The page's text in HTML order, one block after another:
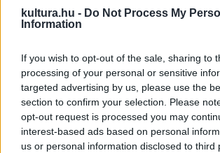
kultura.hu - Do Not Process My
Information
If you wish to opt-out of the sale, sharing to
processing of your personal or sensitive
targeted advertising by us, please use the
section to confirm your selection. Please
opt-out request is processed you may
interest-based ads based on personal
us or personal information disclosed to third
főtitkár 1945-től fél évszázadon át
teátrumot, amelynek köztiszteletben álló,
Horkits Erzsébet1945. szeptember 28-
először a Szegedi Nemzeti Színház
küszöbét. Eleinte színészi feladatokat